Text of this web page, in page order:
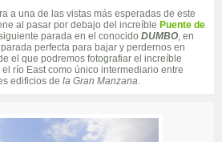
a una de las vistas más esperadas de este
al pasar por debajo del increíble Puente de
parada en el conocido DUMBO, en
perfecta para bajar y perdernos en
el que podremos fotografiar el increíble
río East como único intermediario entre
edificios de la Gran Manzana